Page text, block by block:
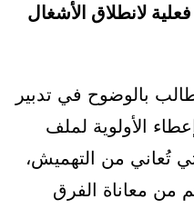
لانطلاق الأشغال
بالوضوح في تدبير
الأولوية لملف
تُعاني من التهميش،
من معاناة الفرق